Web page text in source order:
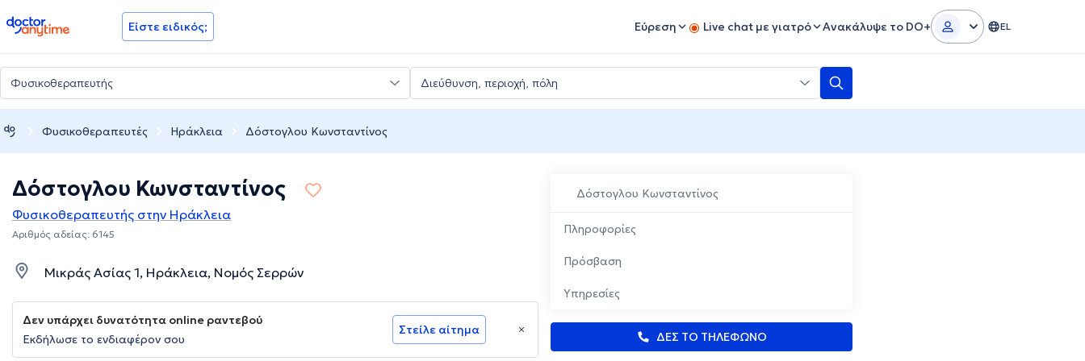
doctoranytime Είστε ειδικός; Εύρεση Live chat με γιατρό Ανακάλυψε το DO+ EL
Φυσικοθεραπευτές Ηράκλεια Δόστογλου Κωνσταντίνος
Δόστογλου Κωνσταντίνος
Πληροφορίες
Πρόσβαση
Υπηρεσίες
ΔΕΣ ΤΟ ΤΗΛΕΦΩΝΟ
Δόστογλου Κωνσταντίνος
Φυσικοθεραπευτής στην Ηράκλεια
Αριθμός αδείας: 6145
Μικράς Ασίας 1, Ηράκλεια, Νομός Σερρών
Δεν υπάρχει δυνατότητα online ραντεβού
Εκδήλωσε το ενδιαφέρον σου
Στείλε αίτημα